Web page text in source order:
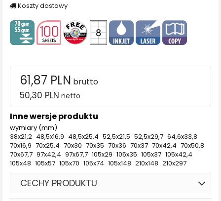
Koszty dostawy
61,87 PLN brutto
50,30 PLN netto
Inne wersje produktu
wymiary (mm)
38x21,2 48,5x16,9 48,5x25,4 52,5x21,5 52,5x29,7 64,6x33,8
70x16,9 70x25,4 70x30 70x35 70x36 70x37 70x42,4 70x50,8
70x67,7 97x42,4 97x67,7 105x29 105x35 105x37 105x42,4
105x48 105x57 105x70 105x74 105x148 210x148 210x297
CECHY PRODUKTU